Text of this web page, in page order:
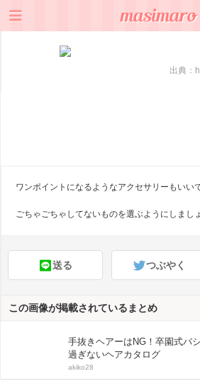
出典：
ワンポイントになるようなアクセサリーもいい
ごちゃごちゃしてないものを選ぶようにしまし
送る つぶやく
この画像が掲載されているまとめ
手抜きヘアーはNG！卒園式バ
過ぎないヘアカタログ
akiko28